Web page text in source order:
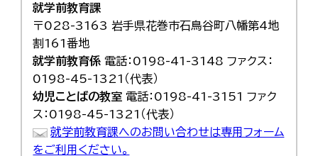
就学前教育課
〒028-3163 岩手県花巻市石鳥谷町八幡第4地
割161番地
就学前教育係 電話：0198-41-3148 ファクス：
0198-45-1321（代表）
幼児ことばの教室 電話：0198-41-3151 ファク
ス：0198-45-1321（代表）
就学前教育課へのお問い合わせは専用フォーム
をご利用ください。